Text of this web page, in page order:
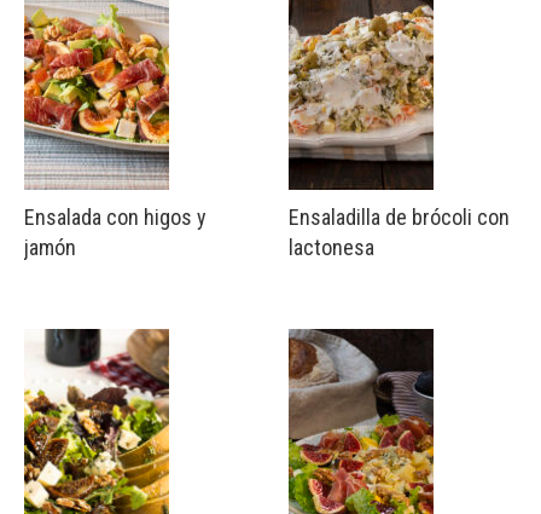
Ensalada con higos y
jamón
Ensaladilla de brócoli con
lactonesa